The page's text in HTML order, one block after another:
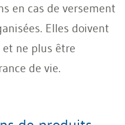
en cas de versement
Elles doivent
ne plus être
de vie.